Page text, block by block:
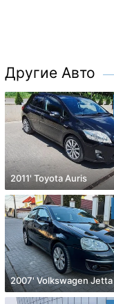
Другие Авто
2011' Toyota Auris
2007' Volkswagen Jetta